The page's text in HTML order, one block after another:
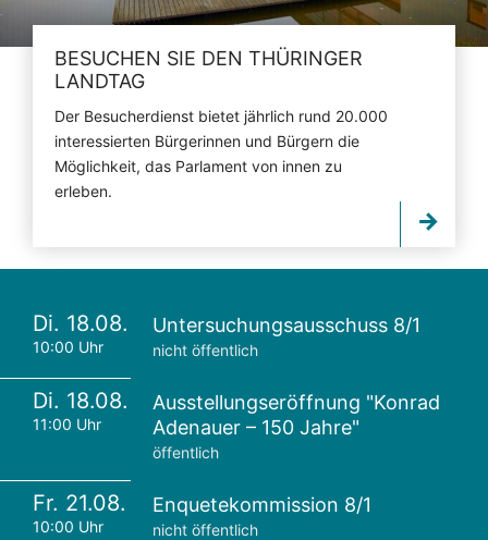
BESUCHEN SIE DEN THÜRINGER
LANDTAG
Der Besucherdienst bietet jährlich rund 20.000
interessierten Bürgerinnen und Bürgern die
Möglichkeit, das Parlament von innen zu
erleben.
Di. 18.08.
10:00 Uhr
Untersuchungsausschuss 8/1
nicht öffentlich
Di. 18.08.
11:00 Uhr
Ausstellungseröffnung "Konrad
Adenauer – 150 Jahre"
öffentlich
Fr. 21.08.
10:00 Uhr
Enquetekommission 8/1
nicht öffentlich